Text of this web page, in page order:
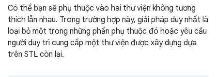
Có thể bạn sẽ phụ thuộc vào hai thư viện không tương
thích lẫn nhau. Trong trường hợp này, giải pháp duy nhất là
loại bỏ một trong những phần phụ thuộc đó hoặc yêu cầu
người duy trì cung cấp một thư viện được xây dựng dựa
trên STL còn lại.